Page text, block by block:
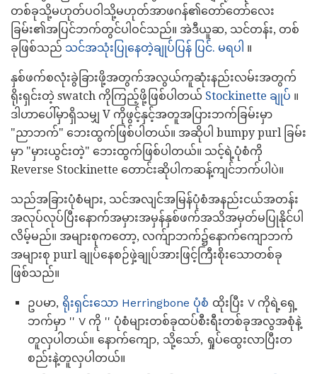
တစ်ခုသို့မဟုတ်ပဝါသို့မဟုတ်အာဖဂန်၏တော်တော်လေး
ခြမ်း၏အပြင်ဘက်တွင်ပါဝင်သည်။ အဲဒီယူဆ, သင်တန်း, တစ်
ခုဖြစ်သည် သင်အသုံးပြုနေတဲ့ချုပ်ပြန် ပြင်. မရပါ ။
နှစ်ဖက်စလုံးခွဲခြားဖို့အတွက်အလွယ်ကူဆုံးနည်းလမ်းအတွက်
ရိုးရှင်းတဲ့ swatch ကိုကြည့်ဖို့ဖြစ်ပါတယ် Stockinette ချုပ် ။
ဒါဟာပေါ်မှာရှိသမျှ V ကိုဖွင့်နှင့်အတူအပြားဘက်ခြမ်းမှာ
"ညာဘက်" ဘေးထွက်ဖြစ်ပါတယ်။ အဆိုပါ bumpy purl ခြမ်း
မှာ "မှားယွင်းတဲ့" ဘေးထွက်ဖြစ်ပါတယ်။ သင့်ရဲ့ပုံစံကို
Reverse Stockinette တောင်းဆိုပါကဆန့်ကျင်ဘက်ပါပဲ။
သည်အခြားပုံစံများ, သင်အလျင်အမြန်ပုံစံအနည်းငယ်အတန်း
အလုပ်လုပ်ပြီးနောက်အမှားအမှန်နှစ်ဖက်အသိအမှတ်မပြုနိုင်ပါ
လိမ့်မည်။ အများစုကတော့, လက်ျာဘက်၌နောက်ကျောဘက်
အများစု purl ချုပ်နေစဉ်ဖှဲ့ချုပ်အားဖြင့်ကြီးစိုးသောတစ်ခု
ဖြစ်သည်။
ဥပမာ, ရိုးရှင်းသော Herringbone ပုံစံ ထိုးပြီး V ကိုရဲ့ရှေ့
ဘက်မှာ '' V ကို '' ပုံစံများတစ်ခုထပ်စီးရီးတစ်ခုအလွအစုံနဲ့
တူလှပါတယ်။ နောက်ကျော, သို့သော်, ရှုပ်ထွေးလာပြီးတ
စည်းနဲ့တူလှပါတယ်။